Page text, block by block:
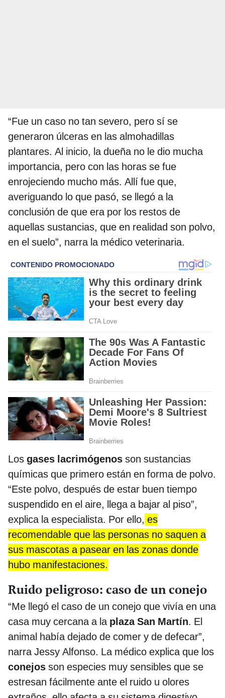
“Fue un caso no tan severo, pero sí se
generaron úlceras en las almohadillas
plantares. Al inicio, la dueña no le dio mucha
importancia, pero con las horas se fue
enrojeciendo mucho más. Allí fue que,
averiguando lo que pasó, se llegó a la
conclusión de que era por los restos de
aquellas sustancias, que en realidad son polvo,
en el suelo”, narra la médico veterinaria.
Los gases lacrimógenos son sustancias
químicas que primero están en forma de polvo.
“Este polvo, después de estar buen tiempo
suspendido en el aire, llega a bajar al piso”,
explica la especialista. Por ello, es
recomendable que las personas no saquen a
sus mascotas a pasear en las zonas donde
hubo manifestaciones.
Ruido peligroso: caso de un conejo
“Me llegó el caso de un conejo que vivía en una
casa muy cercana a la plaza San Martín. El
animal había dejado de comer y de defecar”,
narra Jessy Alfonso. La médico explica que los
conejos son especies muy sensibles que se
estresan fácilmente ante el ruido u olores